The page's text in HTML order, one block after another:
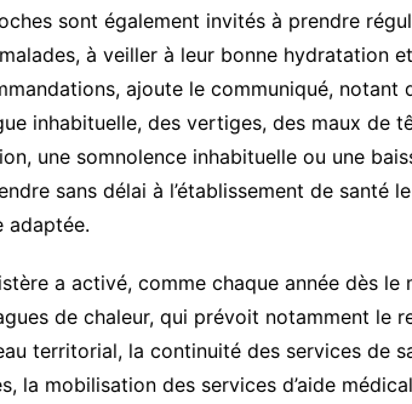
sont également invités à prendre
à veiller à leur bonne hydratation
ajoute le communiqué, notant
inhabituelle, des vertiges, des maux de
une somnolence inhabituelle ou une
sans délai à l’établissement de santé
adaptée.
a activé, comme chaque année dès
de chaleur, qui prévoit notamment le
territorial, la continuité des services de
la mobilisation des services d’aide